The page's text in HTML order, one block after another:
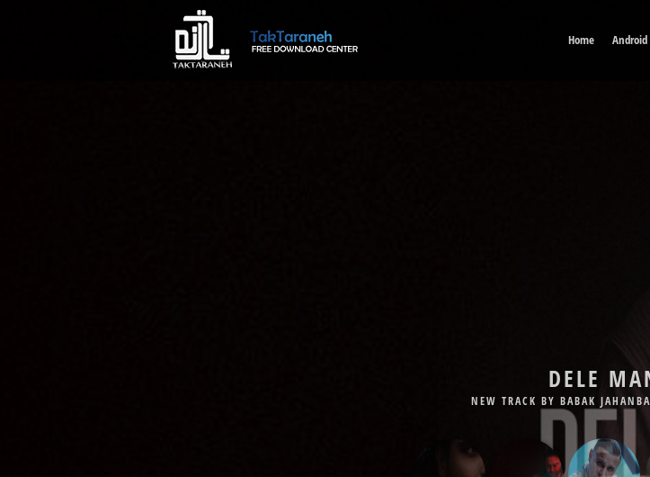
Home Android
DELE
NEW TRACK BY BABAK